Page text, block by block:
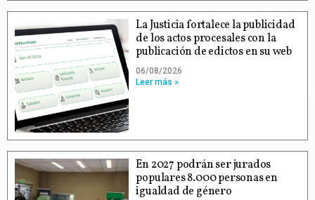
La Justicia fortalece la publicidad
de los actos procesales con la
publicación de edictos en su web
06/08/2026
Leer más »
En 2027 podrán ser jurados
populares 8.000 personas en
igualdad de género